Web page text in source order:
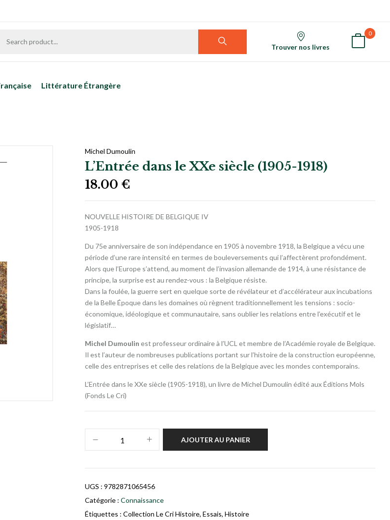
Trouver nos livres
0
Littérature Étrangère
Michel Dumoulin
L’Entrée dans le XXe siècle (1905-1918)
18.00 €
NOUVELLE HISTOIRE DE BELGIQUE IV
1905-1918
Du 75e anniversaire de son indépendance en 1905 à novembre 1918, la Belgique a vécu une
période d’une rare intensité en termes de bouleversements qui l’affectèrent profondément.
Alors que l’Europe s’attend, au moment de l’invasion allemande de 1914, à une résistance de
principe, la surprise est au rendez-vous : la Belgique résiste.
Dans la foulée, la guerre sert en quelque sorte de révélateur et d’accélérateur aux incubations
de la Belle Époque dans les domaines où règnent traditionnellement les tensions : socio-
économique, idéologique et communautaire, sans oublier les relations entre l’exécutif et le
législatif…
Michel Dumoulin est professeur ordinaire à l’UCL et membre de l’Académie royale de Belgique.
Il est l’auteur de nombreuses publications portant sur l’histoire de la construction européenne,
celle des entreprises et celle des relations de la Belgique avec les mondes contemporains.
L’Entrée dans le XXe siècle (1905-1918), un livre de Michel Dumoulin édité aux Éditions Mols
(Fonds Le Cri)
AJOUTER AU PANIER
UGS : 9782871065456
Catégorie : Connaissance
Étiquettes : Collection Le Cri Histoire, Essais, Histoire